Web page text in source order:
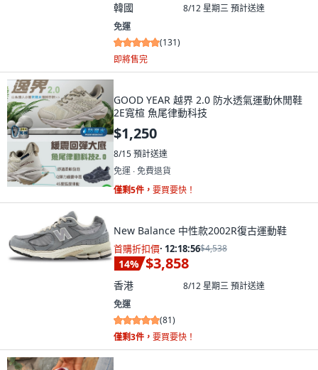
韓國 8/12 星期三預計送達
免運
(131)
即將售完
GOOD YEAR 越界 2.0 防水透氣運動休閒鞋
2E寬楦 魚尾律動科技
$1,250
8/15預計送達
免運 ∙ 免費退貨
僅剩5件， 要買要快！
New Balance 中性款2002R復古運動鞋
首購折扣價· 12:18:55$4,538
14% $3,858
香港 8/12 星期三預計送達
免運
(81)
僅剩3件， 要買要快！